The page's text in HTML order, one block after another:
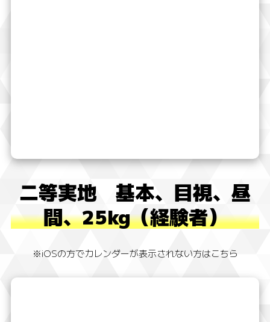
二等実地 基本、目視、昼
間、25kg（経験者）
※iOSの方でカレンダーが表示されない方はこちら